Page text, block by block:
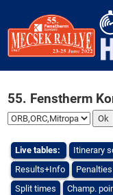
55. Fenstherm
Live tables: Itinerary
Results+Info
Penalties
Split times
Champ.